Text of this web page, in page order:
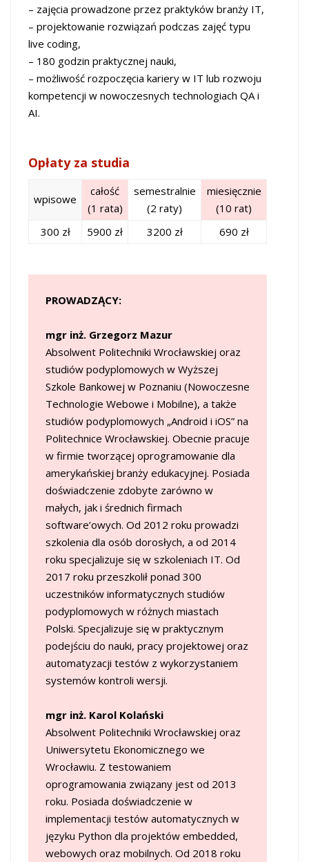
– zajęcia prowadzone przez praktyków branży IT,
– projektowanie rozwiązań podczas zajęć typu
live coding,
– 180 godzin praktycznej nauki,
– możliwość rozpoczęcia kariery w IT lub rozwoju
kompetencji w nowoczesnych technologiach QA i
AI.
Opłaty za studia
wpisowe
całość
(1 rata)
semestralnie
(2 raty)
miesięcznie
(10 rat)
300 zł
5900 zł 3200 zł 690 zł
PROWADZĄCY:
mgr inż. Grzegorz Mazur
Absolwent Politechniki Wrocławskiej oraz
studiów podyplomowych w Wyższej
Szkole Bankowej w Poznaniu (Nowoczesne
Technologie Webowe i Mobilne), a także
studiów podyplomowych „Android i iOS” na
Politechnice Wrocławskiej. Obecnie pracuje
w firmie tworzącej oprogramowanie dla
amerykańskiej branży edukacyjnej. Posiada
doświadczenie zdobyte zarówno w
małych, jak i średnich firmach
software’owych. Od 2012 roku prowadzi
szkolenia dla osób dorosłych, a od 2014
roku specjalizuje się w szkoleniach IT. Od
2017 roku przeszkolił ponad 300
uczestników informatycznych studiów
podyplomowych w różnych miastach
Polski. Specjalizuje się w praktycznym
podejściu do nauki, pracy projektowej oraz
automatyzacji testów z wykorzystaniem
systemów kontroli wersji.
mgr inż. Karol Kolański
Absolwent Politechniki Wrocławskiej oraz
Uniwersytetu Ekonomicznego we
Wrocławiu. Z testowaniem
oprogramowania związany jest od 2013
roku. Posiada doświadczenie w
implementacji testów automatycznych w
języku Python dla projektów embedded,
webowych oraz mobilnych. Od 2018 roku